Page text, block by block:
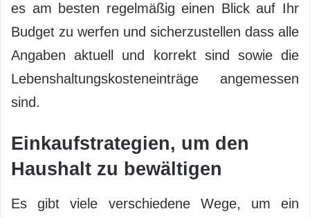
es am besten regelmäßig einen Blick auf Ihr
Budget zu werfen und sicherzustellen dass alle
Angaben aktuell und korrekt sind sowie die
Lebenshaltungskosteneinträge angemessen
sind.
Einkaufstrategien, um den
Haushalt zu bewältigen
Es gibt viele verschiedene Wege, um ein